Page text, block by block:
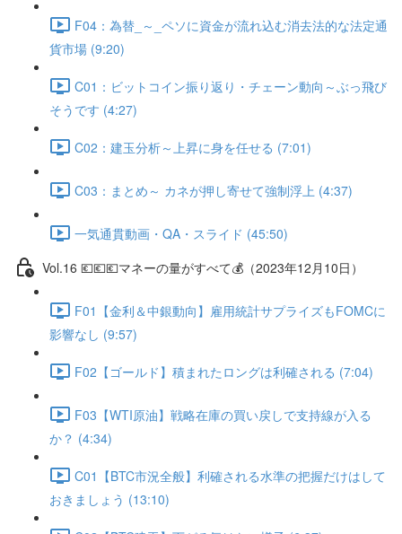
F04：為替_～_ペソに資金が流れ込む消去法的な法定通
貨市場 (9:20)
C01：ビットコイン振り返り・チェーン動向～ぶっ飛び
そうです (4:27)
C02：建玉分析～上昇に身を任せる (7:01)
C03：まとめ～ カネが押し寄せて強制浮上 (4:37)
一気通貫動画・QA・スライド (45:50)
Vol.16 💶💶💶マネーの量がすべて💰（2023年12月10日）
F01【金利＆中銀動向】雇用統計サプライズもFOMCに
影響なし (9:57)
F02【ゴールド】積まれたロングは利確される (7:04)
F03【WTI原油】戦略在庫の買い戻しで支持線が入る
か？ (4:34)
C01【BTC市況全般】利確される水準の把握だけはして
おきましょう (13:10)